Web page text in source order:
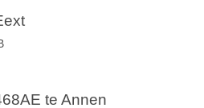
te Annen